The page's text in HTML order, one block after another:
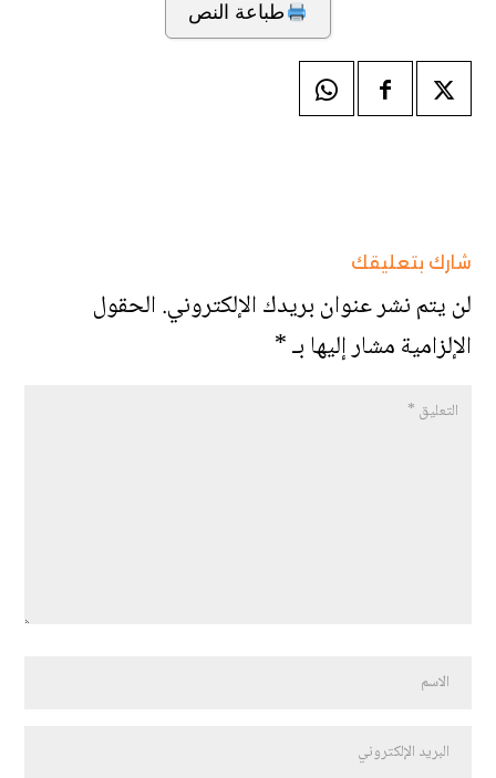
طباعة النص
شارك بتعليقك
لن يتم نشر عنوان بريدك الإلكتروني.الحقول
الإلزامية مشار إليها بـ*